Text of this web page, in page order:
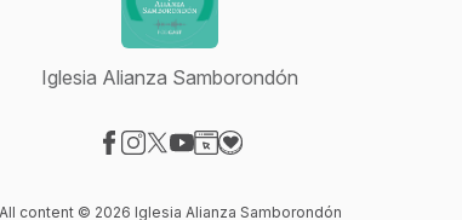
Iglesia Alianza Samborondón
All content © 2026 Iglesia Alianza Samborondón